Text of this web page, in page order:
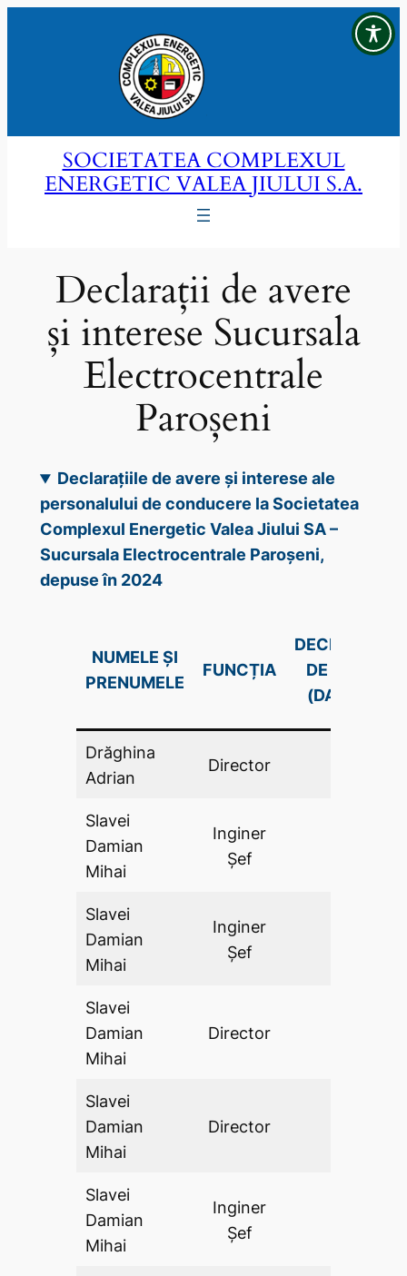
SOCIETATEA COMPLEXUL
ENERGETIC VALEA JIULUI S.A.
Declarații de avere
și interese Sucursala
Electrocentrale
Paroșeni
Declarațiile de avere și interese ale
personalului de conducere la Societatea
Complexul Energetic Valea Jiului SA –
Sucursala Electrocentrale Paroșeni,
depuse în 2024
NUMELE ȘI
PRENUMELE
FUNCȚIA
DECLARAŢIE
DE AVERE
(DA .PDF)
Drăghina
Adrian
Director
Slavei
Damian
Mihai
Inginer
Șef
Slavei
Damian
Mihai
Inginer
Șef
Slavei
Damian
Mihai
Director
Slavei
Damian
Mihai
Director
Slavei
Damian
Mihai
Inginer
Șef